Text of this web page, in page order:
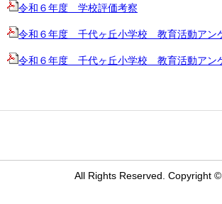
令和６年度 学校評価考察
令和６年度 千代ヶ丘小学校 教育活動アン
令和６年度 千代ヶ丘小学校 教育活動アン
All Rights Reserved. Copyright